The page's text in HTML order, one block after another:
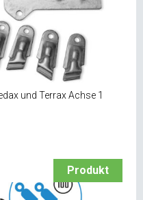
und Terrax Achse 1
Produkt